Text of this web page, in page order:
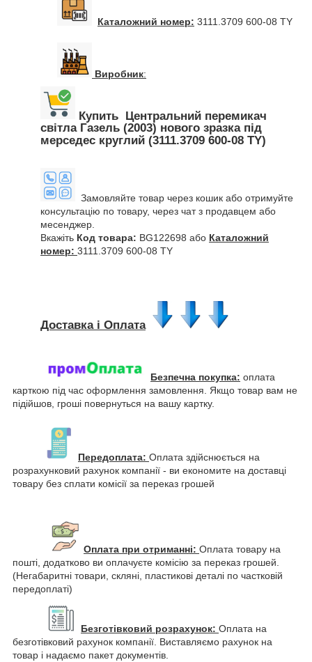
Каталожний номер: 3111.3709 600-08 TY
Виробник:
Купить Центральний перемикач
світла Газель (2003) нового зразка під
мерседес круглий (3111.3709 600-08 TY)
Замовляйте товар через кошик або отримуйте
консультацію по товару, через чат з продавцем або
месенджер.
Вкажіть Код товара: BG122698 або Каталожний
номер: 3111.3709 600-08 TY
Доставка і Оплата
Безпечна покупка: оплата
карткою під час оформлення замовлення. Якщо товар вам не
підійшов, гроші повернуться на вашу картку.
Передоплата: Оплата здійснюється на
розрахунковий рахунок компанії - ви економите на доставці
товару без сплати комісії за переказ грошей
Оплата при отриманні: Оплата товару на
пошті, додатково ви оплачуєте комісію за переказ грошей.
(Негабаритні товари, скляні, пластикові деталі по частковій
передоплаті)
Безготівковий розрахунок: Оплата на
безготівковий рахунок компанії. Виставляємо рахунок на
товар і надаємо пакет документів.